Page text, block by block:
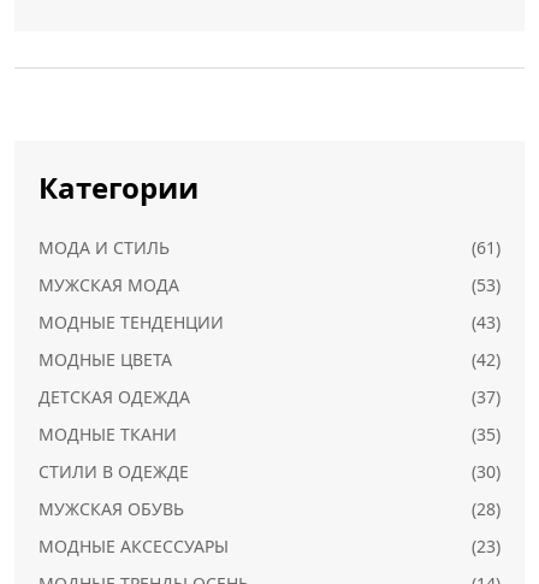
Категории
МОДА И СТИЛЬ
(61)
МУЖСКАЯ МОДА
(53)
МОДНЫЕ ТЕНДЕНЦИИ
(43)
МОДНЫЕ ЦВЕТА
(42)
ДЕТСКАЯ ОДЕЖДА
(37)
МОДНЫЕ ТКАНИ
(35)
СТИЛИ В ОДЕЖДЕ
(30)
МУЖСКАЯ ОБУВЬ
(28)
МОДНЫЕ АКСЕССУАРЫ
(23)